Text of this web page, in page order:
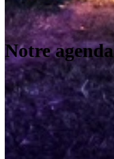
Notre agenda